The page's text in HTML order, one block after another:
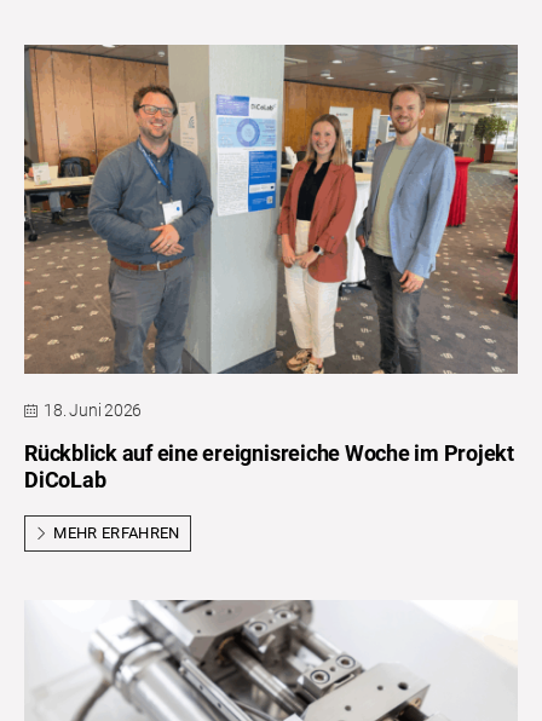
18. Juni 2026
Rückblick auf eine ereignisreiche Woche im Projekt
DiCoLab
MEHR ERFAHREN